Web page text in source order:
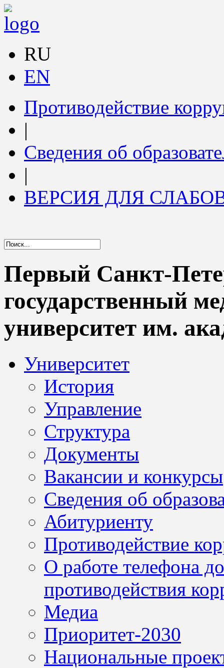
RU
EN
Противодействие
|
Сведения об
|
ВЕРСИЯ ДЛЯ
Первый Санкт-
государственный
университет им.
Университет
История
Управление
Структура
Документы
Вакансии и конкурсы
Сведения об
Абитуриенту
Противодействие
О работе телефона
противодействия
Медиа
Приоритет-2030
Национальные